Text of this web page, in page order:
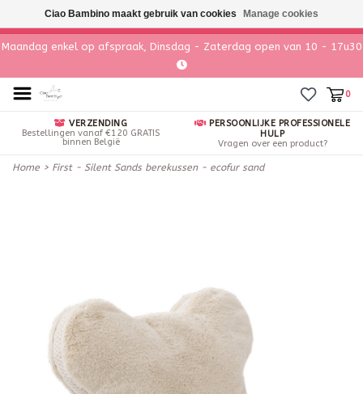
Maandag enkel op afspraak, Dinsdag - Zaterdag open van 10 - 17u30
0
VERZENDING
Bestellingen vanaf €120 GRATIS
binnen België
PERSOONLIJKE PROFESSIONELE
HULP
Vragen over een product?
Home > First - Silent Sands berekussen - ecofur sand
Ciao Bambino maakt gebruik van cookies Manage cookies